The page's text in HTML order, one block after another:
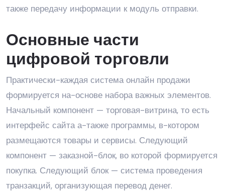
также передачу информации к модуль отправки.
Основные части
цифровой торговли
Практически-каждая система онлайн продажи
формируется на-основе набора важных элементов.
Начальный компонент — торговая-витрина, то есть
интерфейс сайта а-также программы, в-котором
размещаются товары и сервисы. Следующий
компонент — заказной-блок, во которой формируется
покупка. Следующий блок — система проведения
транзакций, организующая перевод денег.